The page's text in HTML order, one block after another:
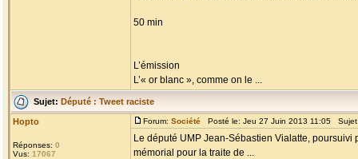
50 min
L’émission
L’« or blanc », comme on le ...
Sujet: Député : Tweet raciste
Hopto
Réponses: 0
Vus: 17067
Forum: Société Posté le: Jeu 27 Juin 2013 11:05
Le député UMP Jean-Sébastien Vialatte,
mémorial pour la traite de ...